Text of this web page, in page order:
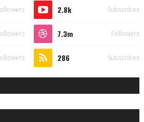
2.8k Subscribes
7.3m Followers
286 Subscribes